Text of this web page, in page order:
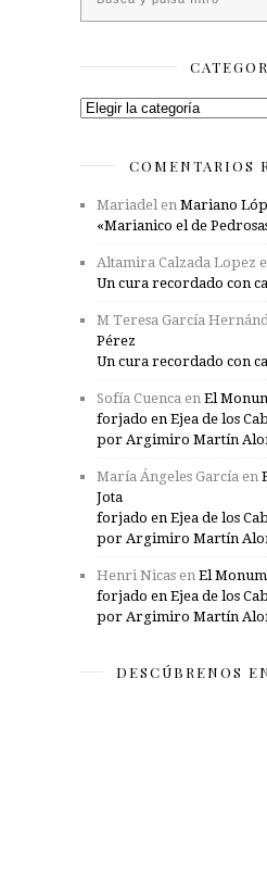
Categorías
COMENTARIOS
Mariadel en Mariano
«Marianico el de
Altamira Calzada Lopez
Un cura recordado con
M Teresa García
Pérez
Un cura recordado con
Sofía Cuenca en El
forjado en Ejea de los
por Argimiro Martín
María Ángeles García en
Jota
forjado en Ejea de los
por Argimiro Martín
Henri Nicas en El
forjado en Ejea de los
por Argimiro Martín
DESCÚBRENOS